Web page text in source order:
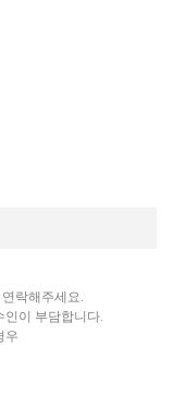
락해주세요.
인이 부담합니다.
우